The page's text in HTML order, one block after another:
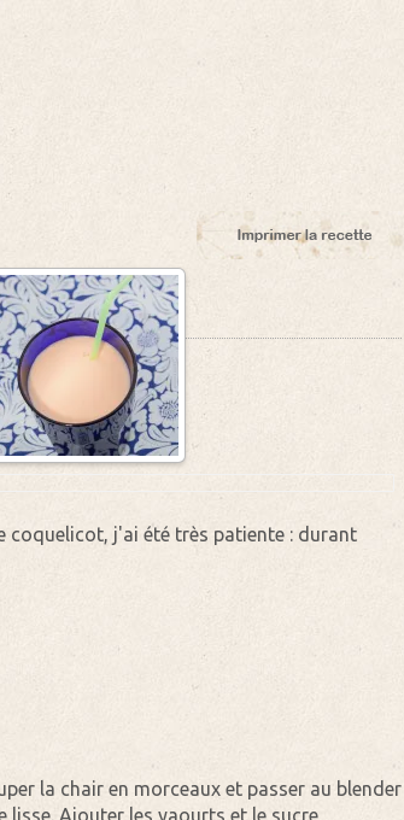
coquelicot, j'ai été très patiente : durant
la chair en morceaux et passer au blender
lisse. Ajouter les yaourts et le sucre